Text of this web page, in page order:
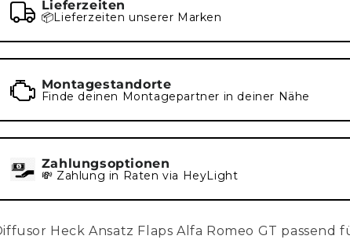
Lieferzeiten
📦Lieferzeiten unserer Marken
Montagestandorte
Finde deinen Montagepartner in deiner Nähe
Zahlungsoptionen
💸 Zahlung in Raten via HeyLight
Heck Ansatz Flaps Alfa Romeo GT passend